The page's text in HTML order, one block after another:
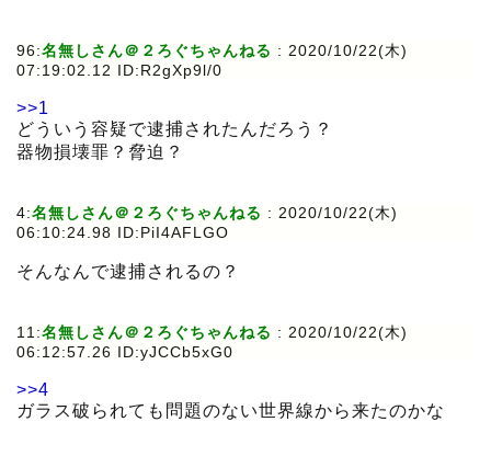
96:名無しさん＠２ろぐちゃんねる : 2020/10/22(木)
07:19:02.12 ID:R2gXp9l/0
>>1
どういう容疑で逮捕されたんだろう？
器物損壊罪？脅迫？
4:名無しさん＠２ろぐちゃんねる : 2020/10/22(木)
06:10:24.98 ID:PiI4AFLGO
そんなんで逮捕されるの？
11:名無しさん＠２ろぐちゃんねる : 2020/10/22(木)
06:12:57.26 ID:yJCCb5xG0
>>4
ガラス破られても問題のない世界線から来たのかな